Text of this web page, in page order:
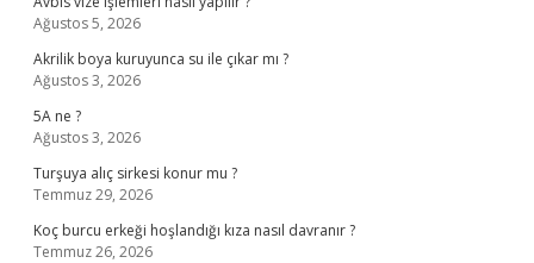
Ağustos 5, 2026
Akrilik boya kuruyunca su ile çıkar mı ?
Ağustos 3, 2026
5A ne ?
Ağustos 3, 2026
Turşuya alıç sirkesi konur mu ?
Temmuz 29, 2026
Koç burcu erkeği hoşlandığı kıza nasıl davranır ?
Temmuz 26, 2026